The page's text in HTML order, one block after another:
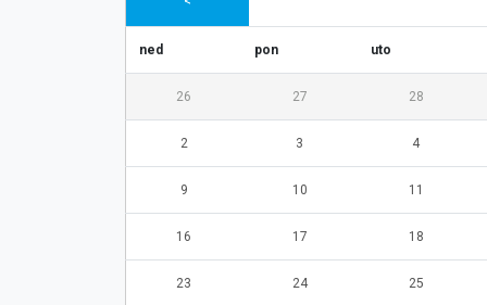
ned pon uto
26 27 28
2 3 4
9 10 11
16 17 18
23 24 25